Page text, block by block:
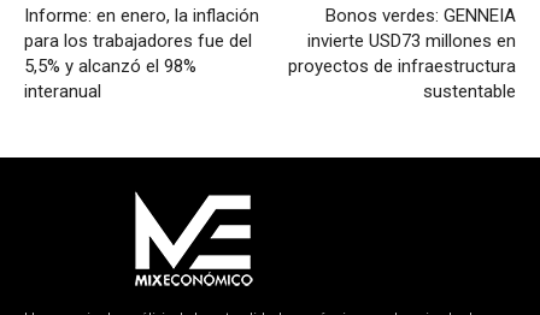
Informe: en enero, la inflación
para los trabajadores fue del
5,5% y alcanzó el 98%
interanual
Bonos verdes: GENNEIA
invierte USD73 millones en
proyectos de infraestructura
sustentable